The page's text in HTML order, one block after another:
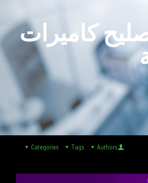
كاميرات
Categories Tags Authors